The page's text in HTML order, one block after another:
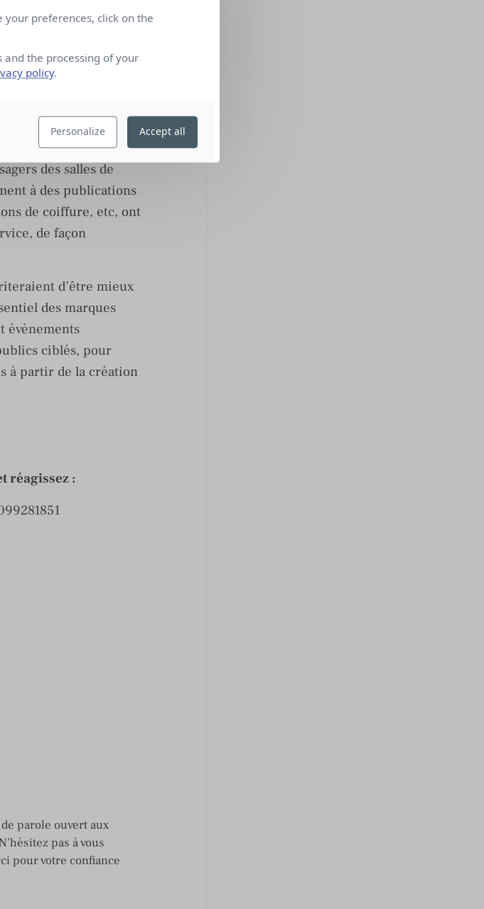
Les quotidiens et
que s’ils
n’ont rien à envier à
de la presse
des « ventes par
de plus en plus
des salles de
à des publications
de coiffure, etc, ont
de façon
d’être mieux
des marques
évènements
ciblés, pour
à partir de la création
réagissez :
parole ouvert aux
pas à vous
pour votre confiance
preferences, click on the
and the processing of your
policy.
Personalize Accept all